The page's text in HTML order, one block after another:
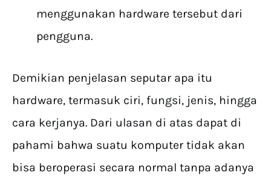
menggunakan hardware tersebut dari
pengguna.
Demikian penjelasan seputar apa itu
hardware, termasuk ciri, fungsi, jenis, hingga
cara kerjanya. Dari ulasan di atas dapat di
pahami bahwa suatu komputer tidak akan
bisa beroperasi secara normal tanpa adanya